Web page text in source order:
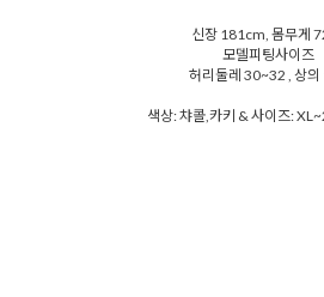
신장 181cm, 몸무게
모델피팅사이즈
허리둘레 30~32 , 상의
색상: 챠콜,카키 & 사이즈: